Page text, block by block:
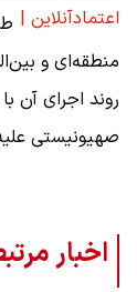
اعتمادآنلاین |
منطقه‌ای و
روند اجرای آن
صهیونیستی
اخبار